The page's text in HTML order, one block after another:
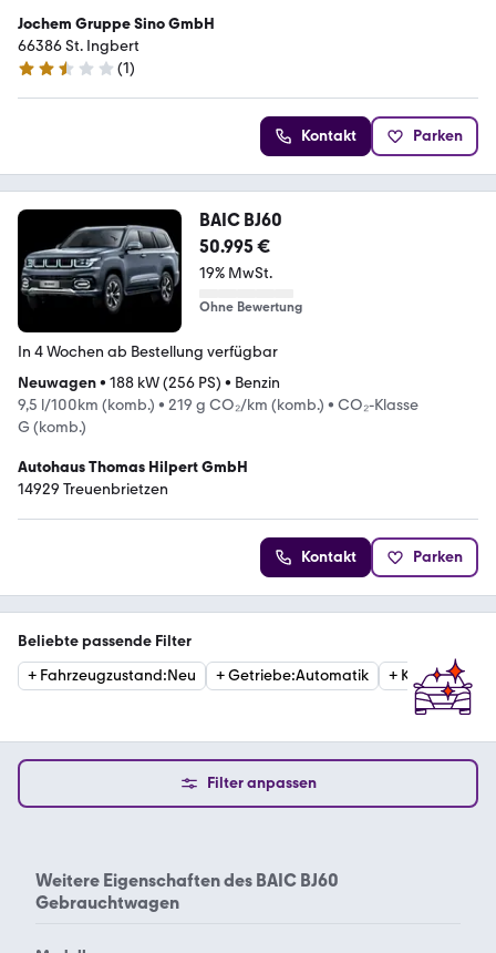
Jochem Gruppe Sino GmbH
66386 St. Ingbert
2.7 Sterne
(1)
Kontakt Parken
BAIC BJ60
50.995 €
19% MwSt.
Ohne Bewertung
In 4 Wochen ab Bestellung verfügbar
Neuwagen• 188 kW (256 PS) • Benzin
9,5 l/100km (komb.) • 219 g CO₂/km (komb.) • CO₂-Klasse
G (komb.)
Autohaus Thomas Hilpert GmbH
14929 Treuenbrietzen
Kontakt Parken
Beliebte passende Filter
+ Fahrzeugzustand:Neu +Getriebe:Automatik + Kraftstoffart
Filter anpassen
Weitere Eigenschaften des BAIC BJ60
Gebrauchtwagen